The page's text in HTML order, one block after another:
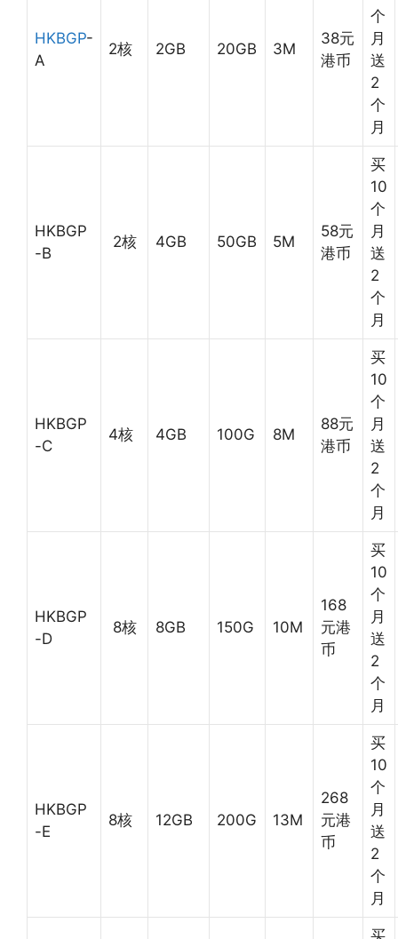
HKBGP-
A
2核 2GB 20GB 3M
38元
港币
个
月
送
2
个
月
HKBGP
-B
2核 4GB 50GB 5M
58元
港币
买
10
个
月
送
2
个
月
HKBGP
-C
4核 4GB 100G 8M
88元
港币
买
10
个
月
送
2
个
月
HKBGP
-D
8核 8GB 150G 10M
168
元港
币
买
10
个
月
送
2
个
月
HKBGP
-E
8核 12GB 200G 13M
268
元港
币
买
10
个
月
送
2
个
月
买